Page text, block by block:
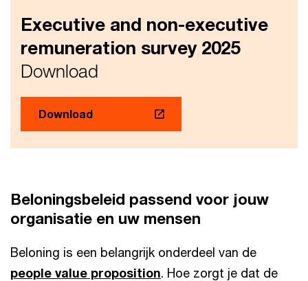
Executive and non-executive
remuneration survey 2025
Download
Download
Beloningsbeleid passend voor jouw
organisatie en uw mensen
Beloning is een belangrijk onderdeel van de
people value proposition. Hoe zorgt je dat de